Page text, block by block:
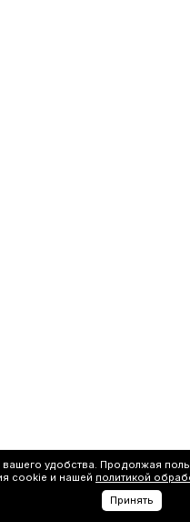
вашего удобства. Продолжая
cookie и нашей политикой
Принять